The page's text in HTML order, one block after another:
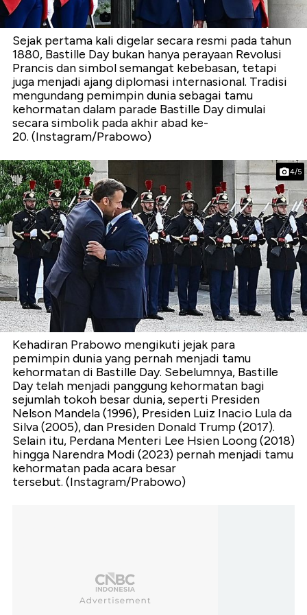
Sejak pertama kali digelar secara resmi pada tahun
1880, Bastille Day bukan hanya perayaan Revolusi
Prancis dan simbol semangat kebebasan, tetapi
juga menjadi ajang diplomasi internasional. Tradisi
mengundang pemimpin dunia sebagai tamu
kehormatan dalam parade Bastille Day dimulai
secara simbolik pada akhir abad ke-
20. (Instagram/Prabowo)
4/5
Kehadiran Prabowo mengikuti jejak para
pemimpin dunia yang pernah menjadi tamu
kehormatan di Bastille Day. Sebelumnya, Bastille
Day telah menjadi panggung kehormatan bagi
sejumlah tokoh besar dunia, seperti Presiden
Nelson Mandela (1996), Presiden Luiz Inacio Lula da
Silva (2005), dan Presiden Donald Trump (2017).
Selain itu, Perdana Menteri Lee Hsien Loong (2018)
hingga Narendra Modi (2023) pernah menjadi tamu
kehormatan pada acara besar
tersebut. (Instagram/Prabowo)